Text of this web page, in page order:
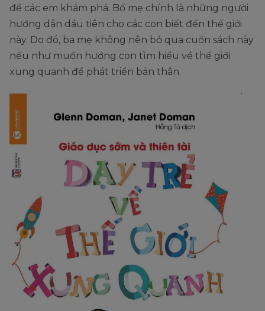
để các em khám phá. Bố mẹ chính là những người
hướng dẫn dầu tiên cho các con biết đến thế giới
này. Do đó, ba mẹ không nên bỏ qua cuốn sách này
nếu như muốn hướng con tìm hiểu về thế giới
xung quanh để phát triển bản thân.